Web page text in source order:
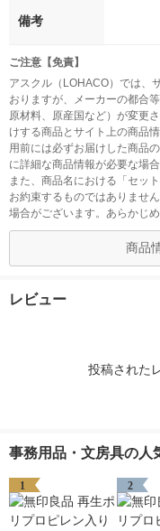
備考
ご注意【免責】
アスクル（LOHACO）では、
おりますが、メーカーの都合
原材料、原産国など）が変更
けする商品とサイト上の商品
用前には必ずお届けした商品
に詳細な商品情報が必要な場
また、商品名における「セッ
お約束するものではありませ
場合がございます。あらかじめ
商品
レビュー
投稿された
事務用品・文房具の人
1 2